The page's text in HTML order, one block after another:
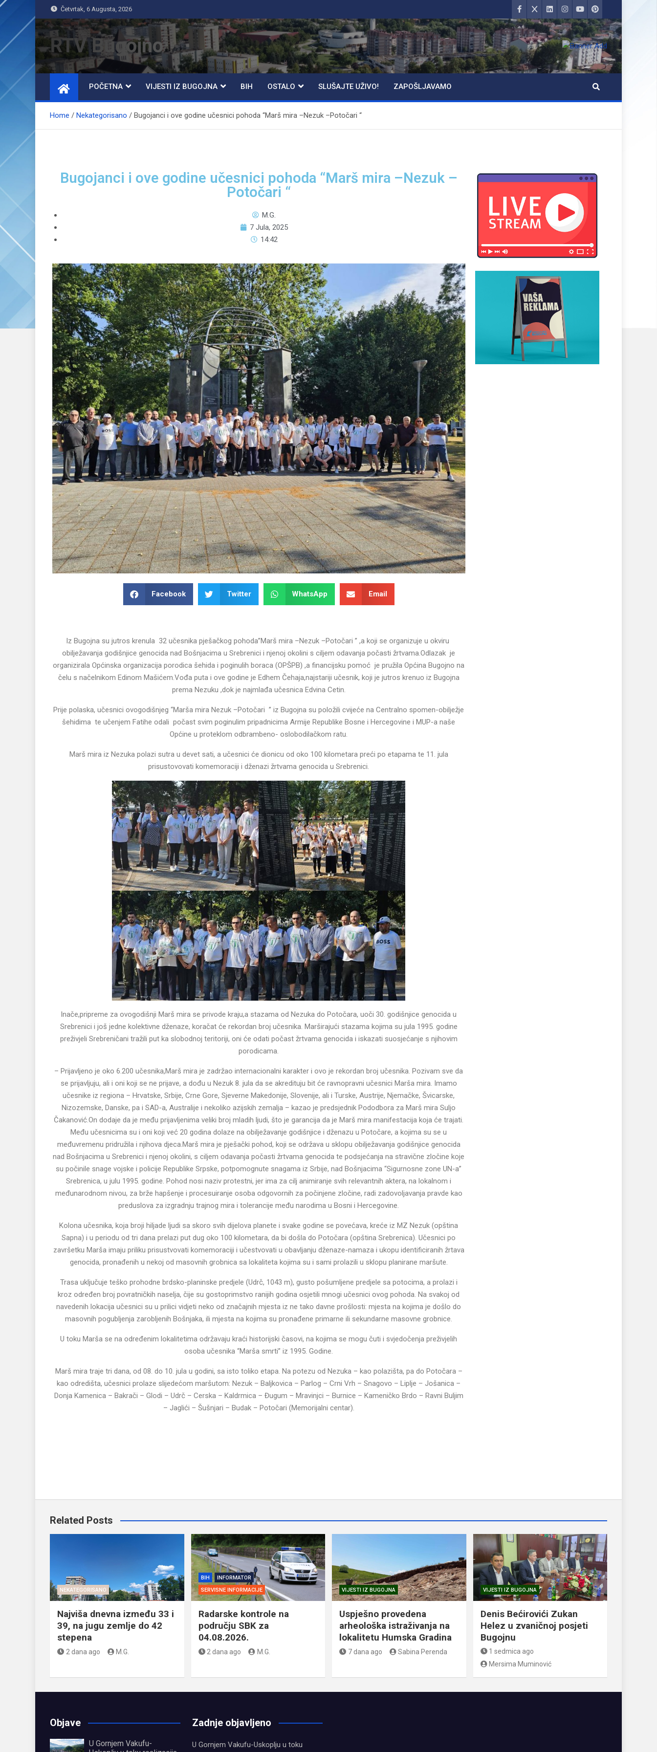
Četvrtak, 6 Augusta, 2026
RTV Bugojno
POČETNA VIJESTI IZ BUGOJNA BIH OSTALO SLUŠAJTE UŽIVO! ZAPOŠLJAVAMO
Home Nekategorisano Bugojanci i ove godine učesnici pohoda “Marš mira –Nezuk –Potočari “
Bugojanci i ove godine učesnici pohoda “Marš mira –Nezuk –
Potočari “
M.G.
7 Jula, 2025
14:42
Facebook Twitter WhatsApp Email
Iz Bugojna su jutros krenula 32 učesnika pješačkog pohoda”Marš mira –Nezuk –Potočari ” ,a koji se organizuje u okviru
obilježavanja godišnjice genocida nad Bošnjacima u Srebrenici i njenoj okolini s ciljem odavanja počasti žrtvama.Odlazak je
organizirala Općinska organizacija porodica šehida i poginulih boraca (OPŠPB) ,a financijsku pomoć je pružila Općina Bugojno na
čelu s načelnikom Edinom Mašićem.Vođa puta i ove godine je Edhem Čehaja,najstariji učesnik, koji je jutros krenuo iz Bugojna
prema Nezuku ,dok je najmlađa učesnica Edvina Cetin.
Prije polaska, učesnici ovogodišnjeg “Marša mira Nezuk –Potočari ” iz Bugojna su položili cvijeće na Centralno spomen-obilježje
šehidima te učenjem Fatihe odali počast svim poginulim pripadnicima Armije Republike Bosne i Hercegovine i MUP-a naše
Općine u proteklom odbrambeno- oslobodilačkom ratu.
Marš mira iz Nezuka polazi sutra u devet sati, a učesnici će dionicu od oko 100 kilometara preći po etapama te 11. jula
prisustovovati komemoraciji i dženazi žrtvama genocida u Srebrenici.
Inače,pripreme za ovogodišnji Marš mira se privode kraju,a stazama od Nezuka do Potočara, uoči 30. godišnjice genocida u
Srebrenici i još jedne kolektivne dženaze, koračat će rekordan broj učesnika. Marširajući stazama kojima su jula 1995. godine
preživjeli Srebreničani tražili put ka slobodnoj teritoriji, oni će odati počast žrtvama genocida i iskazati suosjećanje s njihovim
porodicama.
– Prijavljeno je oko 6.200 učesnika,Marš mira je zadržao internacionalni karakter i ovo je rekordan broj učesnika. Pozivam sve da
se prijavljuju, ali i oni koji se ne prijave, a dođu u Nezuk 8. jula da se akredituju bit će ravnopravni učesnici Marša mira. Imamo
učesnike iz regiona – Hrvatske, Srbije, Crne Gore, Sjeverne Makedonije, Slovenije, ali i Turske, Austrije, Njemačke, Švicarske,
Nizozemske, Danske, pa i SAD-a, Australije i nekoliko azijskih zemalja – kazao je predsjednik Pododbora za Marš mira Suljo
Čakanović.On dodaje da je među prijavljenima veliki broj mladih ljudi, što je garancija da je Marš mira manifestacija koja će trajati.
Među učesnicima su i oni koji već 20 godina dolaze na obilježavanje godišnjice i dženazu u Potočare, a kojima su se u
međuvremenu pridružila i njihova djeca.Marš mira je pješački pohod, koji se održava u sklopu obilježavanja godišnjice genocida
nad Bošnjacima u Srebrenici i njenoj okolini, s ciljem odavanja počasti žrtvama genocida te podsjećanja na stravične zločine koje
su počinile snage vojske i policije Republike Srpske, potpomognute snagama iz Srbije, nad Bošnjacima “Sigurnosne zone UN-a”
Srebrenica, u julu 1995. godine. Pohod nosi naziv protestni, jer ima za cilj animiranje svih relevantnih aktera, na lokalnom i
međunarodnom nivou, za brže hapšenje i procesuiranje osoba odgovornih za počinjene zločine, radi zadovoljavanja pravde kao
preduslova za izgradnju trajnog mira i tolerancije među narodima u Bosni i Hercegovine.
Kolona učesnika, koja broji hiljade ljudi sa skoro svih dijelova planete i svake godine se povećava, kreće iz MZ Nezuk (opština
Sapna) i u periodu od tri dana prelazi put dug oko 100 kilometara, da bi došla do Potočara (opština Srebrenica). Učesnici po
završetku Marša imaju priliku prisustvovati komemoraciji i učestvovati u obavljanju dženaze-namaza i ukopu identificiranih žrtava
genocida, pronađenih u nekoj od masovnih grobnica sa lokaliteta kojima su i sami prolazili u sklopu planirane maršute.
Trasa uključuje teško prohodne brdsko-planinske predjele (Udrč, 1043 m), gusto pošumljene predjele sa potocima, a prolazi i
kroz određen broj povratničkih naselja, čije su gostoprimstvo ranijih godina osjetili mnogi učesnici ovog pohoda. Na svakoj od
navedenih lokacija učesnici su u prilici vidjeti neko od značajnih mjesta iz ne tako davne prošlosti: mjesta na kojima je došlo do
masovnih pogubljenja zarobljenih Bošnjaka, ili mjesta na kojima su pronađene primarne ili sekundarne masovne grobnice.
U toku Marša se na određenim lokalitetima održavaju kraći historijski časovi, na kojima se mogu čuti i svjedočenja preživjelih
osoba učesnika “Marša smrti” iz 1995. Godine.
Marš mira traje tri dana, od 08. do 10. jula u godini, sa isto toliko etapa. Na potezu od Nezuka – kao polazišta, pa do Potočara –
kao odredišta, učesnici prolaze slijedećom maršutom: Nezuk – Baljkovica – Parlog – Crni Vrh – Snagovo – Liplje – Jošanica –
Donja Kamenica – Bakrači – Glodi – Udrč – Cerska – Kaldrmica – Đugum – Mravinjci – Burnice – Kameničko Brdo – Ravni Buljim
– Jaglići – Šušnjari – Budak – Potočari (Memorijalni centar).
Related Posts
NEKATEGORISANO
Najviša dnevna između 33 i
39, na jugu zemlje do 42
stepena
2 dana ago M.G.
BIH
INFORMATOR
SERVISNE INFORMACIJE
Radarske kontrole na
području SBK za
04.08.2026.
2 dana ago M.G.
VIJESTI IZ BUGOJNA
Uspješno provedena
arheološka istraživanja na
lokalitetu Humska Gradina
7 dana ago Sabina Perenda
VIJESTI IZ BUGOJNA
Denis Bećirovići Zukan
Helez u zvaničnoj posjeti
Bugojnu
1 sedmica ago
Mersima Muminović
Objave
U Gornjem Vakufu-
Zadnje objavljeno
U Gornjem Vakufu-Uskoplju u toku